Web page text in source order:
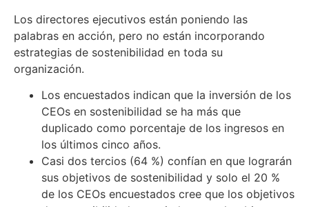
Los directores ejecutivos están poniendo las
palabras en acción, pero no están incorporando
estrategias de sostenibilidad en toda su
organización.
Los encuestados indican que la inversión de los
CEOs en sostenibilidad se ha más que
duplicado como porcentaje de los ingresos en
los últimos cinco años.
Casi dos tercios (64 %) confían en que lograrán
sus objetivos de sostenibilidad y solo el 20 %
de los CEOs encuestados cree que los objetivos